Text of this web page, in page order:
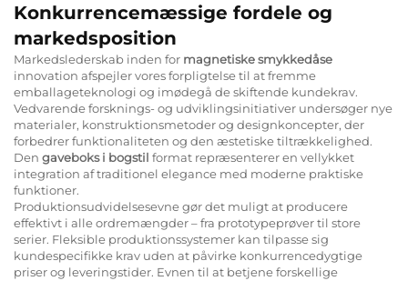
Konkurrencemæssige fordele og
markedsposition
Markedslederskab inden for magnetiske smykkedåse
innovation afspejler vores forpligtelse til at fremme
emballageteknologi og imødegå de skiftende kundekrav.
Vedvarende forsknings- og udviklingsinitiativer undersøger nye
materialer, konstruktionsmetoder og designkoncepter, der
forbedrer funktionaliteten og den æstetiske tiltrækkelighed.
Den gaveboks i bogstil format repræsenterer en vellykket
integration af traditionel elegance med moderne praktiske
funktioner.
Produktionsudvidelsesevne gør det muligt at producere
effektivt i alle ordremængder – fra prototypeprøver til store
serier. Fleksible produktionssystemer kan tilpasse sig
kundespecifikke krav uden at påvirke konkurrencedygtige
priser og leveringstider. Evnen til at betjene forskellige